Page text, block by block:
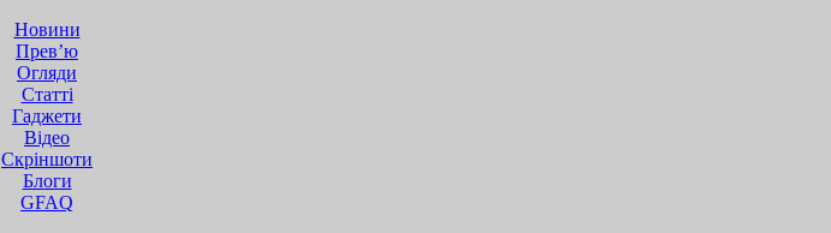
Новини
Прев’ю
Огляди
Статті
Гаджети
Відео
Cкріншоти
Блоги
GFAQ